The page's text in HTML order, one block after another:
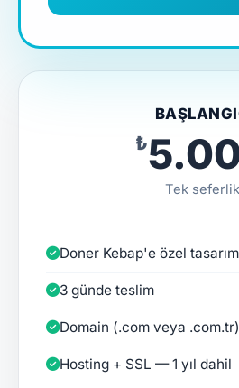
Tek seferlik
Doner Kebap'e özel
3 günde teslim
Domain (.com veya
Hosting + SSL — 1 yıl dahil